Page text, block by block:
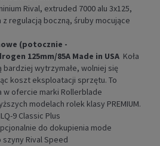
Rival, extruded 7000 alu 3x125,
z regulacją boczną, śruby mocujące
(potocznie -
125mm/85A Made in USA Koła
bardziej wytrzymałe, wolniej się
koszt eksploatacji sprzętu. To
w ofercie marki Rollerblade
modelach rolek klasy PREMIUM.
9 Classic Plus
do dokupienia mode
szyny Rival Speed